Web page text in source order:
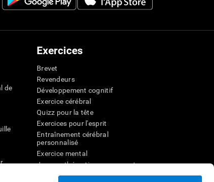
de
Exercices
Brevet
Revendeurs
Développement cognitif
Exercice cérébral
Quizz pour la tête
Exercices pour l'esprit
Entraînement cérébral
personnalisé
Exercice mental
Jeux mathématiques amusants
Compréhension de lecture